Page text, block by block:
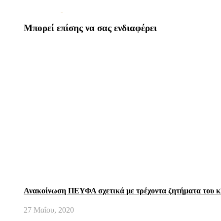
Μπορεί επίσης να σας ενδιαφέρει
Ανακοίνωση ΠΕΥΦΑ σχετικά με τρέχοντα ζητήματα του
27 Μαΐου, 2020